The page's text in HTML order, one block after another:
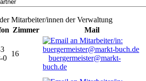
Mitarbeiter/innen der Verwaltung
Zimmer
Mail
0
16
buergermeister@markt-
buch.de